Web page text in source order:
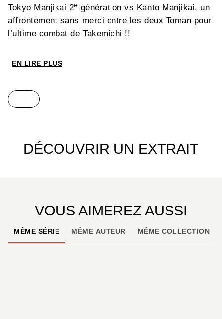
Tokyo Manjikai 2e génération vs Kanto Manjikai, un
affrontement sans merci entre les deux Toman pour
l’ultime combat de Takemichi !!
EN LIRE PLUS
DÉCOUVRIR UN EXTRAIT
VOUS AIMEREZ AUSSI
MÊME SÉRIE MÊME AUTEUR MÊME COLLECTION